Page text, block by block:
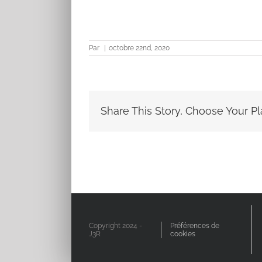
Par octobre 22nd, 2020
Share This Story, Choose Your
Copyright 2024 -
J3R
Préférences de
cookies